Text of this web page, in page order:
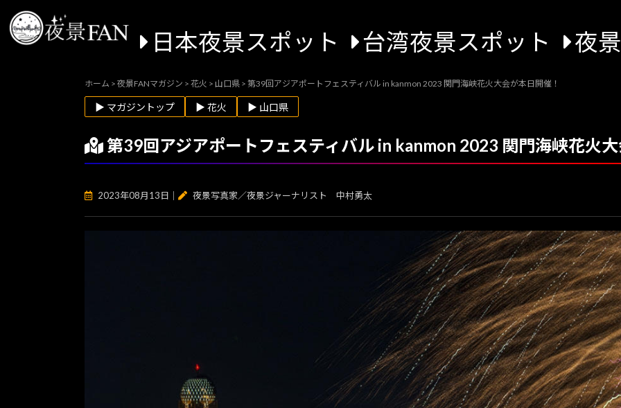
日本夜景スポット 台湾夜景スポット 夜
ホーム > 夜景FANマガジン > 花火 > 山口県 > 第39回アジアポートフェスティバル in kanmon 2023 関門海峡花火大会が本日開催！
▶ マガジントップ ▶ 花火 ▶ 山口県
第39回アジアポートフェスティバル in kanmon 2023 関門海峡花火
2023年08月13日 夜景写真家／夜景ジャーナリスト 中村勇太